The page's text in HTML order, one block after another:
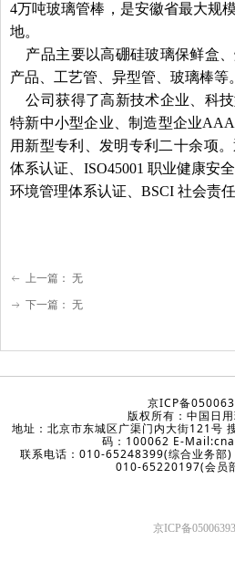
4万吨玻璃管棒，是安徽省最大规
地。
产品主要以高硼硅玻璃保鲜盒
产品、工艺管、异型管、玻璃棒等。
公司获得了高新技术企业、科
特新中小型企业、制造型企业
用新型专利、发明专利二十余项。
体系认证、ISO45001 职业健康安
环境管理体系认证、BSCI 社会责任
ꂃ 上一篇： 无
ꁹ 下一篇： 无
京ICP备
版权所有：中国日
地址：北京市东城区广渠门内大街121号
码：100062 E-
联系电话：010-65248399(综合业务
010-65220197(会员
京ICP备